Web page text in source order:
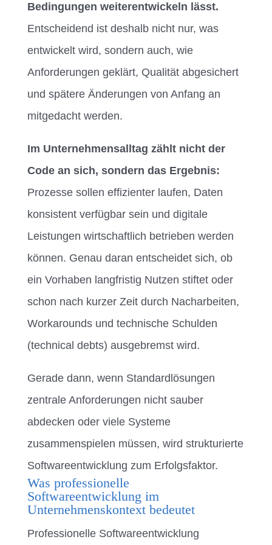
Bedingungen weiterentwickeln lässt.
Entscheidend ist deshalb nicht nur, was
entwickelt wird, sondern auch, wie
Anforderungen geklärt, Qualität abgesichert
und spätere Änderungen von Anfang an
mitgedacht werden.
Im Unternehmensalltag zählt nicht der
Code an sich, sondern das Ergebnis:
Prozesse sollen effizienter laufen, Daten
konsistent verfügbar sein und digitale
Leistungen wirtschaftlich betrieben werden
können. Genau daran entscheidet sich, ob
ein Vorhaben langfristig Nutzen stiftet oder
schon nach kurzer Zeit durch Nacharbeiten,
Workarounds und technische Schulden
(technical debts) ausgebremst wird.
Gerade dann, wenn Standardlösungen
zentrale Anforderungen nicht sauber
abdecken oder viele Systeme
zusammenspielen müssen, wird strukturierte
Softwareentwicklung zum Erfolgsfaktor.
Was professionelle
Softwareentwicklung im
Unternehmenskontext bedeutet
Professionelle Softwareentwicklung